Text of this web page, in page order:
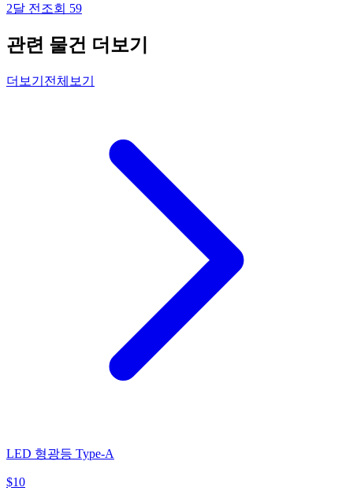
2달 전 조회 59
관련 물건 더보기
더보기 전체보기
LED 형광등 Type-A
$10